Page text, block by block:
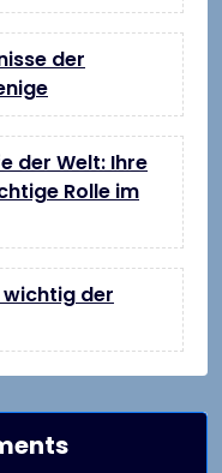
der
der Welt: Ihre
Rolle im
der